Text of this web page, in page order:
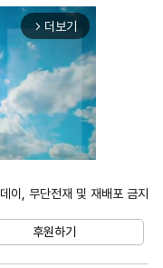
arrow_forward_ios 더보기
이, 무단전재 및 재배포 금지
후원하기